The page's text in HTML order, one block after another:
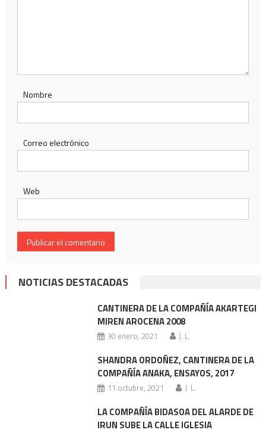
Nombre
Correo electrónico
Web
NOTICIAS DESTACADAS
CANTINERA DE LA COMPAÑÍA AKARTEGI
MIREN AROCENA 2008
30 enero, 2021 J. L.
SHANDRA ORDOÑEZ, CANTINERA DE LA
COMPAÑÍA ANAKA, ENSAYOS, 2017
11 octubre, 2021 J. L.
LA COMPAÑÍA BIDASOA DEL ALARDE DE
IRUN SUBE LA CALLE IGLESIA